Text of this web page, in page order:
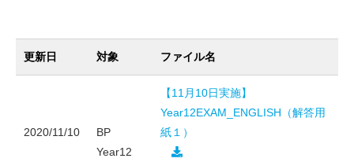
更新日 対象 ファイル名
2020/11/10
BP
Year12
【11月10日実施】
Year12EXAM_ENGLISH（解答用
紙１）